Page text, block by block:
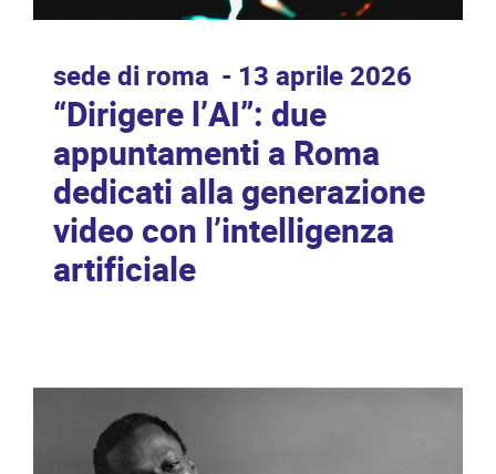
sede di roma 13 aprile 2026
“Dirigere l’AI”: due
appuntamenti a Roma
dedicati alla generazione
video con l’intelligenza
artificiale